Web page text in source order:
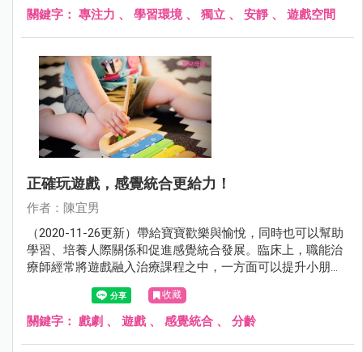
關鍵字： 專注力 、 學習環境、 獨立 、 安靜 、 遊戲空間
正確玩遊戲，感覺統合更給力！
作者：陳宜男
（2020-11-26更新）帶給寶寶歡樂與愉悅，同時也可以幫助
學習、培養人際關係和促進感覺統合發展。臨床上，職能治
療師經常將遊戲融入治療課程之中，一方面可以提升小朋友
參與的動機，一方面也比較容易跟小朋友建立良好的關係。
收藏
關鍵字： 戲劇 、 遊戲、 感覺統合 、 分齡